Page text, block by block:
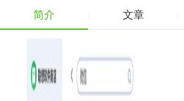
简介 文章